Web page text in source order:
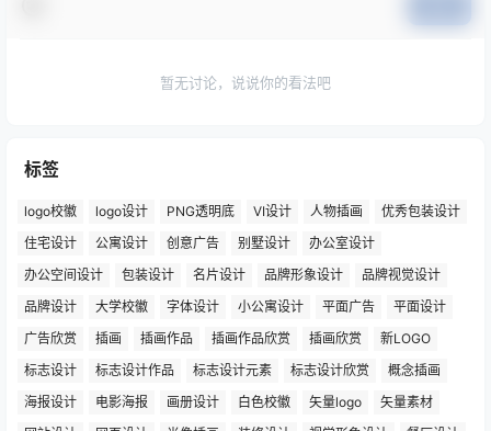
暂无讨论，说说你的看法吧
标签
logo校徽 logo设计 PNG透明底 VI设计 人物插画
优秀包装设计
住宅设计
公寓设计 创意广告 别墅设计
办公室设计
办公空间设计
包装设计 名片设计 品牌形象设计
品牌视觉设计
品牌设计
大学校徽 字体设计 小公寓设计 平面广告
平面设计
广告欣赏
插画 插画作品 插画作品欣赏 插画欣赏
新LOGO
标志设计
标志设计作品 标志设计元素 标志设计欣赏
概念插画
海报设计
电影海报 画册设计 白色校徽 矢量logo
矢量素材